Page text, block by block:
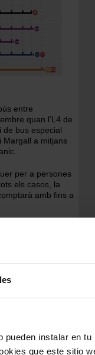
instalar en
que este sitio
entre
quan l’L4 de
de bus especial
Margall a mitjans
per a persones
els casos, la
amb fins a